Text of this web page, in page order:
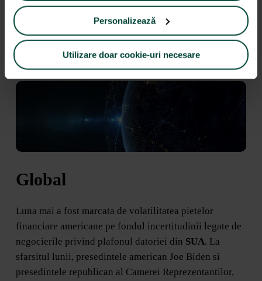
Personalizează
Utilizare doar cookie-uri necesare
Global
Luna mai a fost marcata de volatilitatea pietelor
financiare americane pe fondul incertitudinii legate de
negocierile privind plafonul datoriei din SUA. La
sfarsitul lunii, presedintele american Joe Biden si
presedintele republican al Camerei Reprezentantilor,